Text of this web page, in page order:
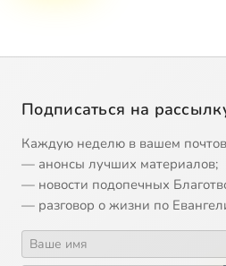
Подписаться на
Каждую неделю в вашем
— анонсы лучших материалов;
— новости подопечных
— разговор о жизни по